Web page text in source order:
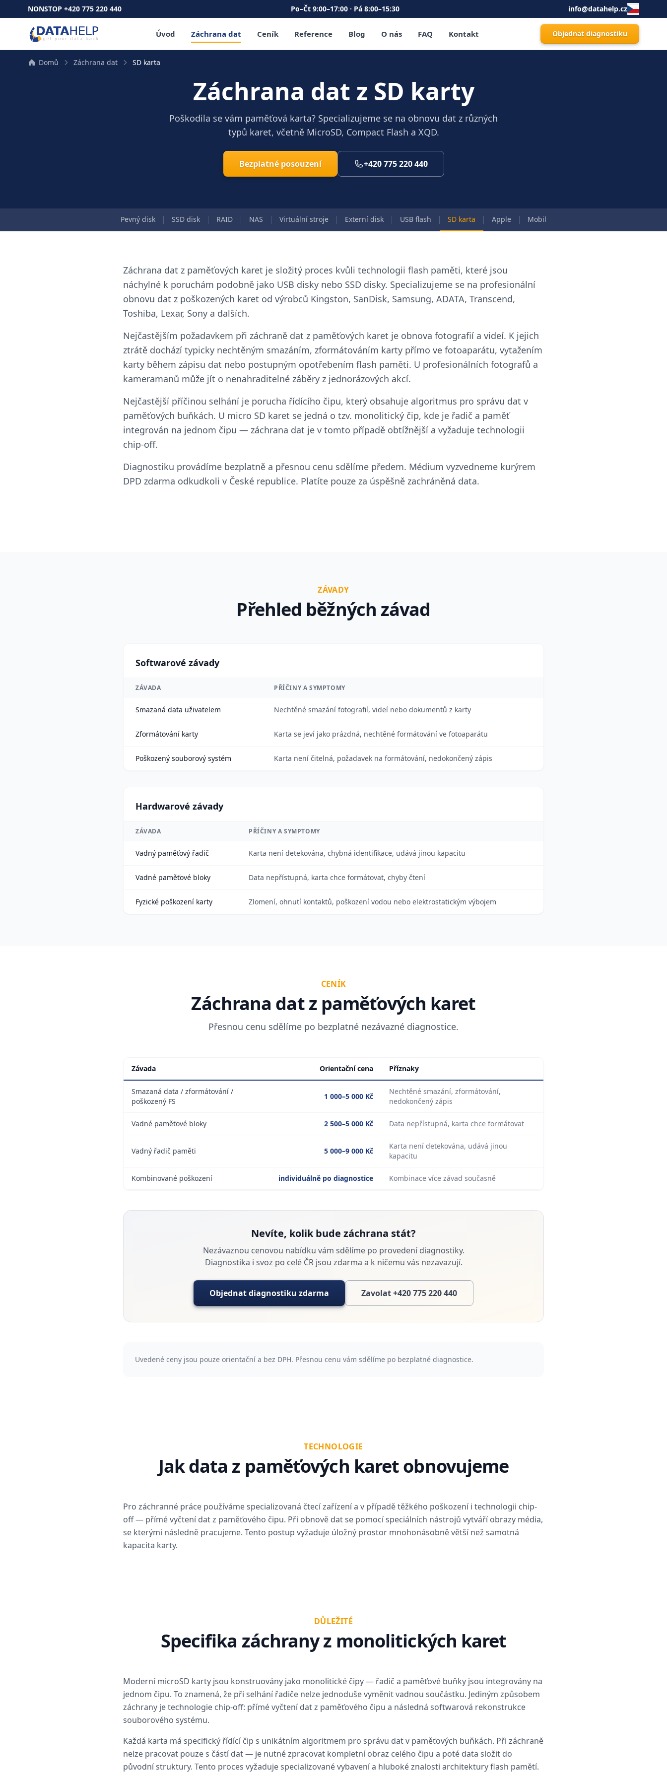
NONSTOP +420 775 220 440 Po–Čt 9:00–17:00 · Pá 8:00–15:30 info@datahelp.cz
Úvod Záchrana dat Ceník Reference Blog O nás FAQ Kontakt Objednat diagnostiku
Domů Záchrana dat SD karta
Záchrana dat z SD karty
Poškodila se vám paměťová karta? Specializujeme se na obnovu dat z různých
typů karet, včetně MicroSD, Compact Flash a XQD.
Bezplatné posouzení +420 775 220 440
Pevný disk SSD disk RAID NAS Virtuální stroje Externí disk USB flash SD karta Apple Mobil
Záchrana dat z paměťových karet je složitý proces kvůli technologii flash paměti, které jsou
náchylné k poruchám podobně jako USB disky nebo SSD disky. Specializujeme se na profesionální
obnovu dat z poškozených karet od výrobců Kingston, SanDisk, Samsung, ADATA, Transcend,
Toshiba, Lexar, Sony a dalších.
Nejčastějším požadavkem při záchraně dat z paměťových karet je obnova fotografií a videí. K jejich
ztrátě dochází typicky nechtěným smazáním, zformátováním karty přímo ve fotoaparátu, vytažením
karty během zápisu dat nebo postupným opotřebením flash paměti. U profesionálních fotografů a
kameramanů může jít o nenahraditelné záběry z jednorázových akcí.
Nejčastější příčinou selhání je porucha řídícího čipu, který obsahuje algoritmus pro správu dat v
paměťových buňkách. U micro SD karet se jedná o tzv. monolitický čip, kde je řadič a paměť
integrován na jednom čipu — záchrana dat je v tomto případě obtížnější a vyžaduje technologii
chip-off.
Diagnostiku provádíme bezplatně a přesnou cenu sdělíme předem. Médium vyzvedneme kurýrem
DPD zdarma odkudkoli v České republice. Platíte pouze za úspěšně zachráněná data.
Přehled závad
Softwarové i hardwarové závady a
Ceník záchrany
Orientační ceny podle typu závady
Časté dotazy
ZÁVADY
Přehled běžných závad
Softwarové závady
ZÁVADA PŘÍČINY A SYMPTOMY
Smazaná data uživatelem Nechtěné smazání fotografií, videí nebo dokumentů z karty
Zformátování karty Karta se jeví jako prázdná, nechtěné formátování ve fotoaparátu
Poškozený souborový systém Karta není čitelná, požadavek na formátování, nedokončený zápis
Hardwarové závady
ZÁVADA PŘÍČINY A SYMPTOMY
Vadný paměťový řadič Karta není detekována, chybná identifikace, udává jinou kapacitu
Vadné paměťové bloky Data nepřístupná, karta chce formátovat, chyby čtení
Fyzické poškození karty Zlomení, ohnutí kontaktů, poškození vodou nebo elektrostatickým výbojem
CENÍK
Záchrana dat z paměťových karet
Přesnou cenu sdělíme po bezplatné nezávazné diagnostice.
Závada Orientační cena Příznaky
Smazaná data / zformátování /
poškozený FS
1 000–5 000 Kč
Nechtěné smazání, zformátování,
nedokončený zápis
Vadné paměťové bloky 2 500–5 000 Kč Data nepřístupná, karta chce formátovat
Vadný řadič paměti 5 000–9 000 Kč
Karta není detekována, udává jinou
kapacitu
Kombinované poškození individuálně po diagnostice Kombinace více závad současně
Nevíte, kolik bude záchrana stát?
Nezávaznou cenovou nabídku vám sdělíme po provedení diagnostiky.
Diagnostika i svoz po celé ČR jsou zdarma a k ničemu vás nezavazují.
Objednat diagnostiku zdarma Zavolat +420 775 220 440
Uvedené ceny jsou pouze orientační a bez DPH. Přesnou cenu vám sdělíme po bezplatné diagnostice.
TECHNOLOGIE
Jak data z paměťových karet obnovujeme
Pro záchranné práce používáme specializovaná čtecí zařízení a v případě těžkého poškození i technologii chip-
off — přímé vyčtení dat z paměťového čipu. Při obnově dat se pomocí speciálních nástrojů vytváří obrazy média,
se kterými následně pracujeme. Tento postup vyžaduje úložný prostor mnohonásobně větší než samotná
kapacita karty.
DŮLEŽITÉ
Specifika záchrany z monolitických karet
Moderní microSD karty jsou konstruovány jako monolitické čipy — řadič a paměťové buňky jsou integrovány na
jednom čipu. To znamená, že při selhání řadiče nelze jednoduše vyměnit vadnou součástku. Jediným způsobem
záchrany je technologie chip-off: přímé vyčtení dat z paměťového čipu a následná softwarová rekonstrukce
souborového systému.
Každá karta má specifický řídící čip s unikátním algoritmem pro správu dat v paměťových buňkách. Při záchraně
nelze pracovat pouze s částí dat — je nutné zpracovat kompletní obraz celého čipu a poté data složit do
původní struktury. Tento proces vyžaduje specializované vybavení a hluboké znalosti architektury flash pamětí.